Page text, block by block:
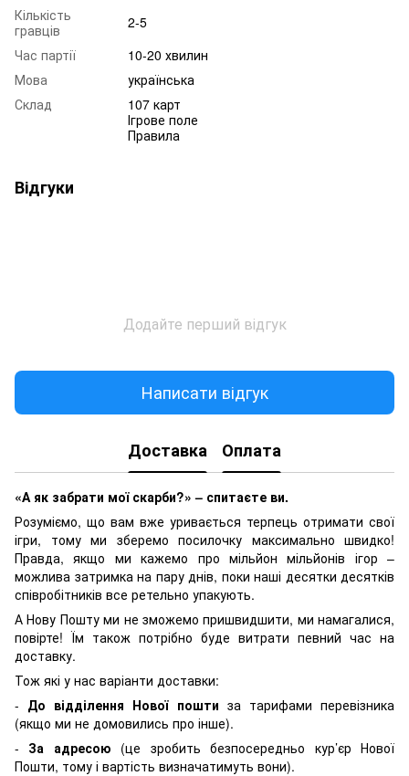
Кількість
гравців
2-5
Час партії
10-20 хвилин
Мова
українська
Склад
107 карт
Ігрове поле
Правила
Відгуки
Додайте перший відгук
Написати відгук
Доставка Оплата
«А як забрати мої скарби?» – спитаєте ви.
Розуміємо, що вам вже уривається терпець отримати свої
ігри, тому ми зберемо посилочку максимально швидко!
Правда, якщо ми кажемо про мільйон мільйонів ігор –
можлива затримка на пару днів, поки наші десятки десятків
співробітників все ретельно упакують.
А Нову Пошту ми не зможемо пришвидшити, ми намагалися,
повірте! Їм також потрібно буде витрати певний час на
доставку.
Тож які у нас варіанти доставки:
- До відділення Нової пошти за тарифами перевізника
(якщо ми не домовились про інше).
- За адресою (це зробить безпосередньо кур’єр Нової
Пошти, тому і вартість визначатимуть вони).